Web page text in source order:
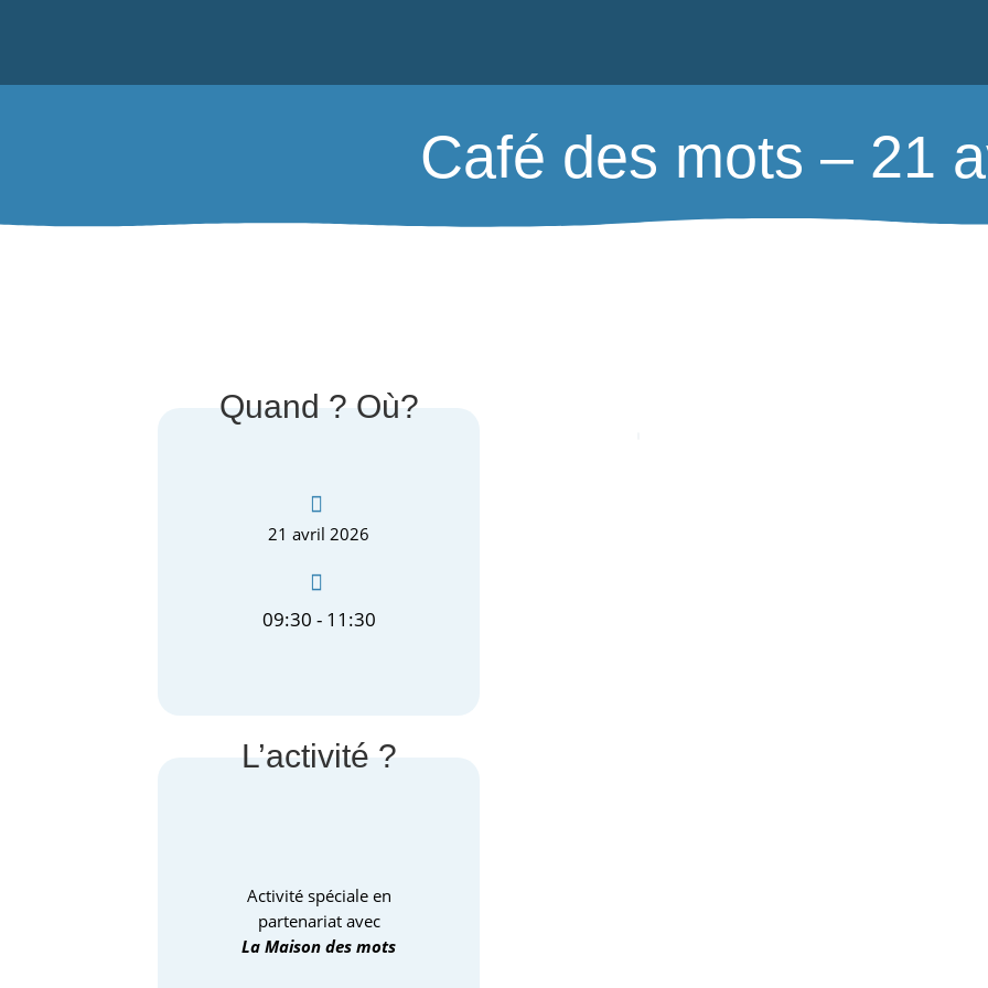
Café des mots – 21
Quand ? Où?
21 avril 2026
09:30 - 11:30
L’activité ?
Activité spéciale en
partenariat avec
La Maison des mots